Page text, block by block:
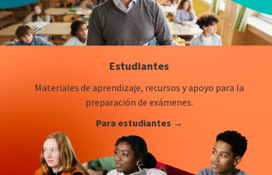
Estudiantes
Materiales de aprendizaje, recursos y apoyo para la
preparación de exámenes.
Para estudiantes →